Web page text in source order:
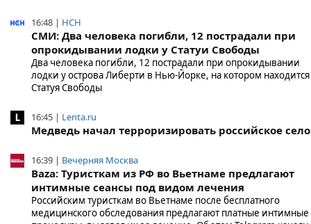
16:48 | НСН
СМИ: Два человека погибли, 12 пострадали при
опрокидывании лодки у Статуи Свободы
Два человека погибли, 12 пострадали при опрокидывании
лодки у острова Либерти в Нью-Йорке, на котором находится
Статуя Свободы
16:45 | Lenta.ru
Медведь начал терроризировать российское село
16:39 | Вечерняя Москва
Baza: Туристкам из РФ во Вьетнаме предлагают
интимные сеансы под видом лечения
Российским туристкам во Вьетнаме после бесплатного
медицинского обследования предлагают платные интимные